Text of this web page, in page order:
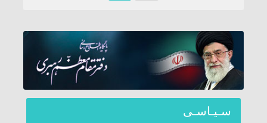
سـیـاسـی